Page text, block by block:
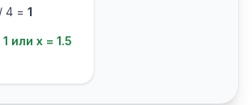
4 = 1
или x = 1.5